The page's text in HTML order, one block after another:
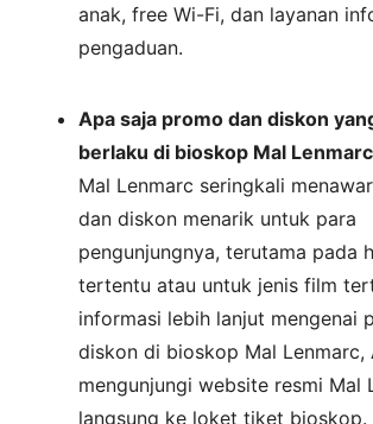
anak, free Wi-Fi, dan layanan
pengaduan.
Apa saja promo dan diskon
berlaku di bioskop Mal
Mal Lenmarc seringkali
dan diskon menarik untuk para
pengunjungnya, terutama pada
tertentu atau untuk jenis film
informasi lebih lanjut mengenai
diskon di bioskop Mal Lenmarc,
mengunjungi website resmi Mal
langsung ke loket tiket bioskop.